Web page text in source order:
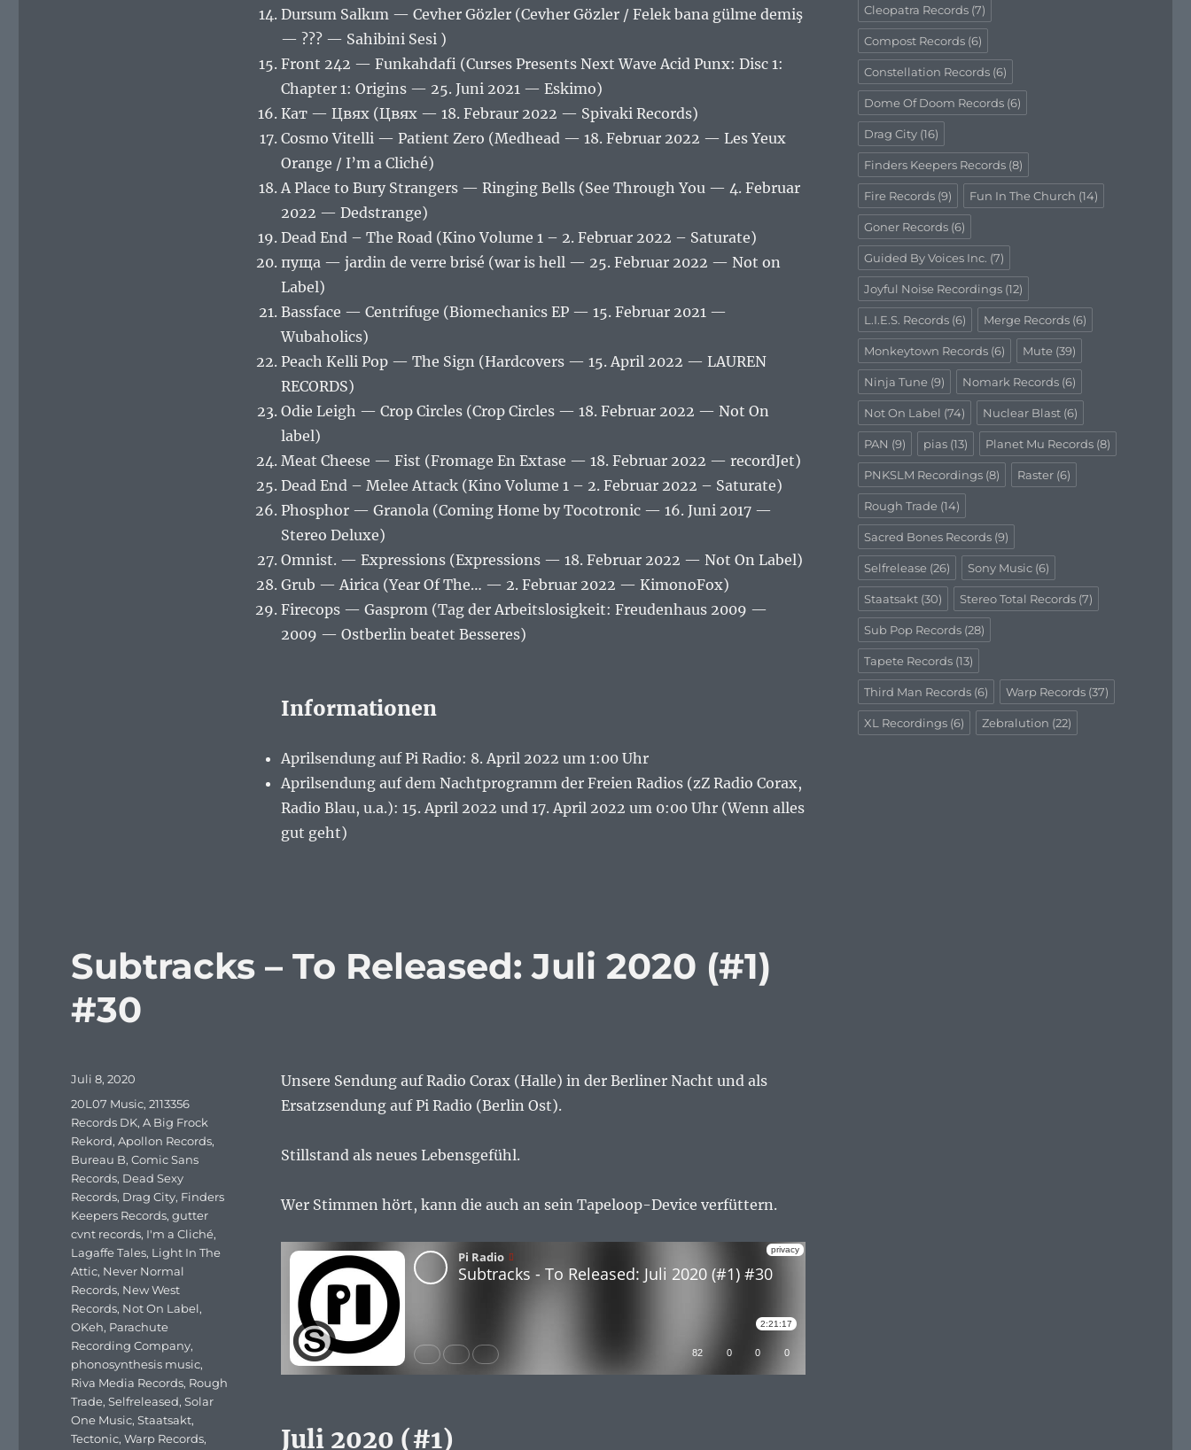
Dursum Salkım — Cevher Gözler (Cevher Gözler / Felek bana gülme demiş
— ??? — Sahibini Sesi )
Front 242 — Funkahdafi (Curses Presents Next Wave Acid Punx: Disc 1:
Chapter 1: Origins — 25. Juni 2021 — Eskimo)
Кат — Цвях (Цвях — 18. Febraur 2022 — Spivaki Records)
Cosmo Vitelli — Patient Zero (Medhead — 18. Februar 2022 — Les Yeux
Orange / I’m a Cliché)
A Place to Bury Strangers — Ringing Bells (See Through You — 4. Februar
2022 — Dedstrange)
Dead End – The Road (Kino Volume 1 – 2. Februar 2022 – Saturate)
пуща — jardin de verre brisé (war is hell — 25. Februar 2022 — Not on
Label)
Bassface — Centrifuge (Biomechanics EP — 15. Februar 2021 —
Wubaholics)
Peach Kelli Pop — The Sign (Hardcovers — 15. April 2022 — LAUREN
RECORDS)
Odie Leigh — Crop Circles (Crop Circles — 18. Februar 2022 — Not On
label)
Meat Cheese — Fist (Fromage En Extase — 18. Februar 2022 — recordJet)
Dead End – Melee Attack (Kino Volume 1 – 2. Februar 2022 – Saturate)
Phosphor — Granola (Coming Home by Tocotronic — 16. Juni 2017 —
Stereo Deluxe)
Omnist. — Expressions (Expressions — 18. Februar 2022 — Not On Label)
Grub — Airica (Year Of The… — 2. Februar 2022 — KimonoFox)
Firecops — Gasprom (Tag der Arbeitslosigkeit: Freudenhaus 2009 —
2009 — Ostberlin beatet Besseres)
Informationen
Aprilsendung auf Pi Radio: 8. April 2022 um 1:00 Uhr
Aprilsendung auf dem Nachtprogramm der Freien Radios (zZ Radio Corax,
Radio Blau, u.a.): 15. April 2022 und 17. April 2022 um 0:00 Uhr (Wenn alles
gut geht)
Subtracks – To Released: Juli 2020 (#1)
#30
Unsere Sendung auf Radio Corax (Halle) in der Berliner Nacht und als
Ersatzsendung auf Pi Radio (Berlin Ost).
Stillstand als neues Lebensgefühl.
Wer Stimmen hört, kann die auch an sein Tapeloop-Device verfüttern.
Juli 2020 (#1)
Veröffentlicht
am
Juli 8, 2020
Schlagwörter
20L07 Music,2113356
Records DK,A Big Frock
Rekord,Apollon Records,
Bureau B,Comic Sans
Records, Dead Sexy
Records, Drag City, Finders
Keepers Records,gutter
cvnt records, I'm a Cliché,
Lagaffe Tales, Light In The
Attic, Never Normal
Records, New West
Records, Not On Label,
OKeh, Parachute
Recording Company,
phonosynthesis music,
Riva Media Records, Rough
Trade,Selfreleased,Solar
One Music,Staatsakt,
Tectonic,Warp Records,
Cleopatra Records(7)
Compost Records(6)
Constellation Records(6)
Dome Of Doom Records(6)
Drag City(16)
Finders Keepers Records(8)
Fire Records(9) Fun In The Church (14)
Goner Records(6)
Guided By Voices Inc. (7)
Joyful Noise Recordings(12)
L.I.E.S. Records(6) Merge Records(6)
Monkeytown Records(6) Mute (39)
Ninja Tune (9) Nomark Records(6)
Not On Label (74) Nuclear Blast(6)
PAN (9) pias(13) Planet Mu Records(8)
PNKSLM Recordings(8) Raster(6)
Rough Trade (14)
Sacred Bones Records(9)
Selfrelease (26) Sony Music(6)
Staatsakt(30) Stereo Total Records(7)
Sub Pop Records(28)
Tapete Records(13)
Third Man Records(6) Warp Records(37)
XL Recordings(6) Zebralution (22)